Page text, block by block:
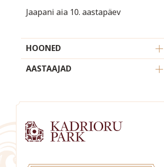
Jaapani aia 10. aastapäev
HOONED
AASTAAJAD